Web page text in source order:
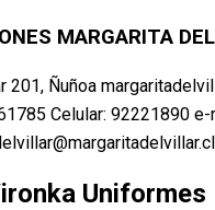
MARGARITA
201, Ñuñoa
Celular: 92221890 e-
Uniformes